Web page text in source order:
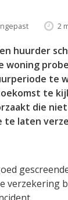
2
huurder
woning
te
te
die
te laten
verzekering